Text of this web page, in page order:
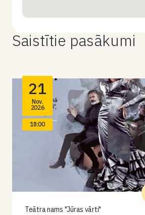
Saistītie pasākumi
21
Nov.
2026
18:00
Teātra nams "Jūras vārti"